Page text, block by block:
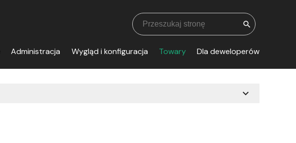
search
Administracja Wygląd i konfiguracja Towary Dla deweloperów
expand_more